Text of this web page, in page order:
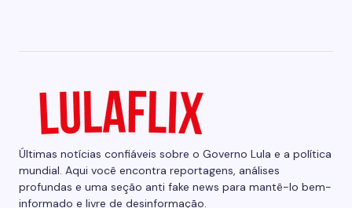
Últimas notícias confiáveis sobre o Governo Lula e a política
mundial. Aqui você encontra reportagens, análises
profundas e uma seção anti fake news para mantê-lo bem-
informado e livre de desinformação.